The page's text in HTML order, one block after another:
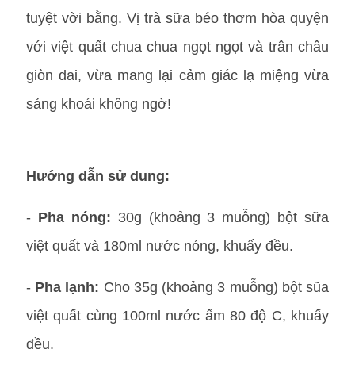
tuyệt vời bằng. Vị trà sữa béo thơm hòa quyện
với việt quất chua chua ngọt ngọt và trân châu
giòn dai, vừa mang lại cảm giác lạ miệng vừa
sảng khoái không ngờ!
Hướng dẫn sử dung:
- Pha nóng: 30g (khoảng 3 muỗng) bột sữa
việt quất và 180ml nước nóng, khuấy đều.
- Pha lạnh: Cho 35g (khoảng 3 muỗng) bột sũa
việt quất cùng 100ml nước ấm 80 độ C, khuấy
đều.